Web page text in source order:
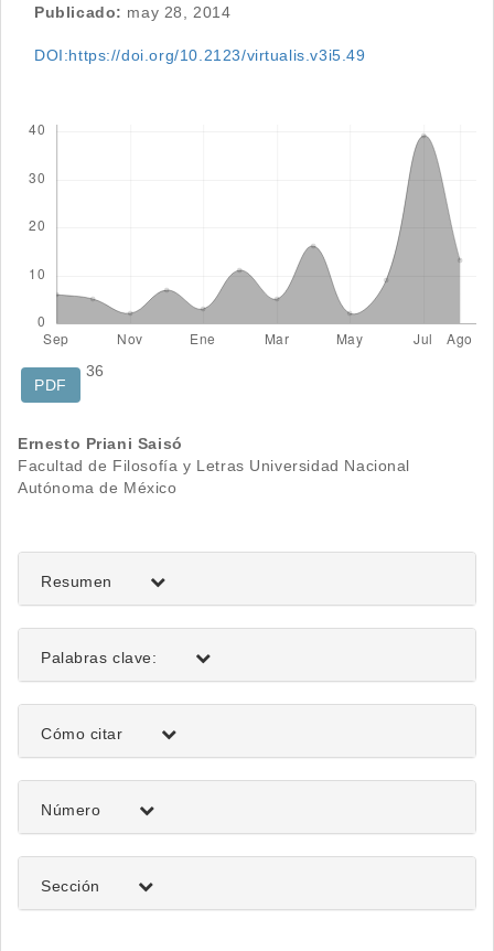
Publicado: may 28, 2014
DOI:https://doi.org/10.2123/virtualis.v3i5.49
36
PDF
Contenido
principal
artículo
Ernesto Priani Saisó
Facultad de Filosofía y Letras Universidad Nacional
Autónoma de México
Resumen
Palabras clave:
Detalles
del
artículo
Cómo citar
Número
Sección